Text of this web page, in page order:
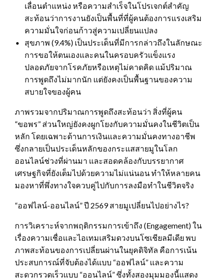
เลื่อนตำแหน่ง หรือความสำเร็จในโปรเจกต์สำคัญ
สะท้อนว่าการงานยังเป็นพื้นที่ที่ผู้คนต้องการแรงเสริม
ความมั่นใจก่อนก้าวสู่ความเปลี่ยนแปลง
สุขภาพ (9.4%) เป็นประเด็นที่มีการกล่าวถึงในลักษณะ
การขอให้ตนเองและคนในครอบครัวแข็งแรง
ปลอดภัยจากโรคภัยหรือเหตุไม่คาดคิด แม้ปริมาณ
การพูดถึงไม่มากนัก แต่ยังคงเป็นพื้นฐานของความ
สบายใจของผู้คน
ภาพรวมจากปริมาณการพูดถึงสะท้อนว่า สิ่งที่ผู้คน
“ขอพร” ส่วนใหญ่ยังคงผูกโยงกับความมั่นคงในชีวิตเป็น
หลัก โดยเฉพาะด้านการเงินและความมั่นคงทางอาชีพ
ซึ่งกลายเป็นประเด็นหลักของกระแสสายมูในโลก
ออนไลน์ช่วงที่ผ่านมา และสอดคล้องกับบรรยากาศ
เศรษฐกิจที่ยังเต็มไปด้วยความไม่แน่นอน ทำให้หลายคน
มองหาที่พึ่งทางใจควบคู่ไปกับการลงมือทำในชีวิตจริง
“ออฟไลน์-ออนไลน์” ปี 2569 สายมูเปลี่ยนไปอย่างไร?
การวิเคราะห์จากพฤติกรรมการเข้าถึง (Engagement) ใน
เรื่องความเชื่อและไอเทมเสริมดวงบนโซเชียลมีเดีย พบ
ภาพสะท้อนของการเปลี่ยนผ่านในยุคดิจิทัล คือการเน้น
ประสบการณ์ที่จับต้องได้แบบ “ออฟไลน์” และความ
สะดวกรวดเร็วแบบ “ออนไลน์” ซึ่งทั้งสองมุมมองนี้แสดง